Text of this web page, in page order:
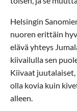
Helsingin
nuoren erittäin
elävä yhteys
kiivailulla sen
Kiivaat
olla kovia kuin
alleen.